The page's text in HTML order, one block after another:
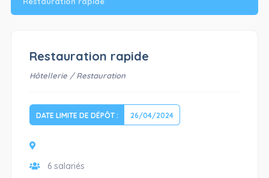
Restauration rapide
Hôtellerie / Restauration
DATE LIMITE DE DÉPÔT : 26/04/2024
6 salariés